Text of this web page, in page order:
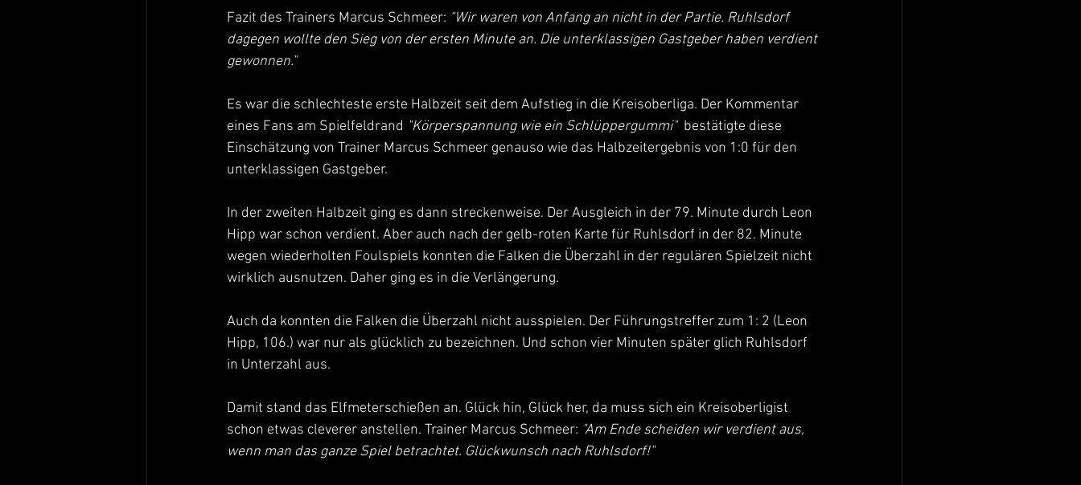
Fazit des Trainers Marcus Schmeer: "Wir waren von Anfang an nicht in der Partie. Ruhlsdorf
dagegen wollte den Sieg von der ersten Minute an. Die unterklassigen Gastgeber haben verdient
gewonnen."
Es war die schlechteste erste Halbzeit seit dem Aufstieg in die Kreisoberliga. Der Kommentar
eines Fans am Spielfeldrand "Körperspannung wie ein Schlüppergummi"
  bestätigte diese
Einschätzung von Trainer Marcus Schmeer genauso wie das Halbzeitergebnis von 1:0 für den
unterklassigen Gastgeber.
In der zweiten Halbzeit ging es dann streckenweise. Der Ausgleich in der 79. Minute durch Leon
Hipp war schon verdient. Aber auch nach der gelb-roten Karte für Ruhlsdorf in der 82. Minute
wegen wiederholten Foulspiels konnten die Falken die Überzahl in der regulären Spielzeit nicht
wirklich ausnutzen. Daher ging es in die Verlängerung.
Auch da konnten die Falken die Überzahl nicht ausspielen. Der Führungstreffer zum 1: 2 (Leon
Hipp, 106.) war nur als glücklich zu bezeichnen. Und schon vier Minuten später glich Ruhlsdorf
in Unterzahl aus.
Damit stand das Elfmeterschießen an. Glück hin, Glück her, da muss sich ein Kreisoberligist
schon etwas cleverer anstellen. Trainer Marcus Schmeer: "Am Ende scheiden wir verdient aus,
wenn man das ganze Spiel betrachtet. Glückwunsch nach Ruhlsdorf!"